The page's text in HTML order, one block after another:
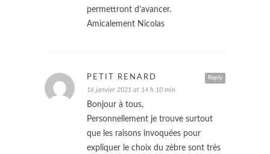
permettront d’avancer.
Amicalement Nicolas
Reply
PETIT RENARD
16 janvier 2021 at 14 h 10 min
Bonjour à tous,
Personnellement je trouve surtout
que les raisons invoquées pour
expliquer le choix du zèbre sont très